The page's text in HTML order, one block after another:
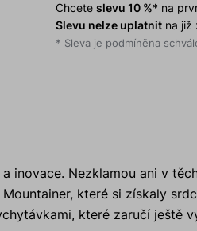
Chcete slevu 10 %* na
Slevu nelze uplatnitna již
* Sleva je podmíněna
inovace. Nezklamou ani v
které si získaly
které zaručí ještě